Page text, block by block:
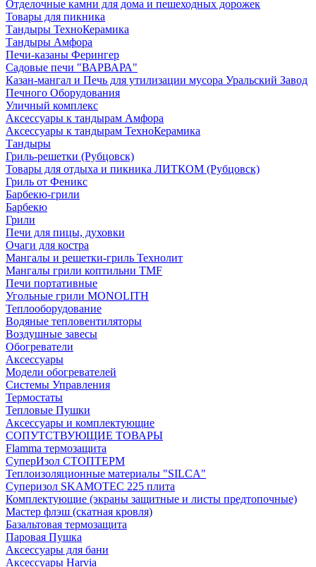
Отделочные камни для дома и пешеходных дорожек
Товары для пикника
Тандыры ТехноКерамика
Тандыры Амфора
Печи-казаны Ферингер
Садовые печи "ВАРВАРА"
Казан-мангал и Печь для утилизации мусора Уральский Завод
Печного Оборудования
Уличный комплекс
Аксессуары к тандырам Амфора
Аксессуары к тандырам ТехноКерамика
Тандыры
Гриль-решетки (Рубцовск)
Товары для отдыха и пикника ЛИТКОМ (Рубцовск)
Гриль от Феникс
Барбекю-грили
Барбекю
Грили
Печи для пицы, духовки
Очаги для костра
Мангалы и решетки-гриль Технолит
Мангалы грили коптильни TMF
Печи портативные
Угольные грили MONOLITH
Теплооборудование
Водяные тепловентиляторы
Воздушные завесы
Обогреватели
Аксессуары
Модели обогревателей
Системы Управления
Термостаты
Тепловые Пушки
Аксессуары и комплектующие
СОПУТСТВУЮЩИЕ ТОВАРЫ
Flamma термозащита
СуперИзол СТОПТЕРМ
Теплоизоляционные материалы "SILCA"
Суперизол SKAMOTEC 225 плита
Комплектующие (экраны защитные и листы предтопочные)
Мастер флэш (скатная кровля)
Базальтовая термозащита
Паровая Пушка
Аксессуары для бани
Аксессуары Harvia